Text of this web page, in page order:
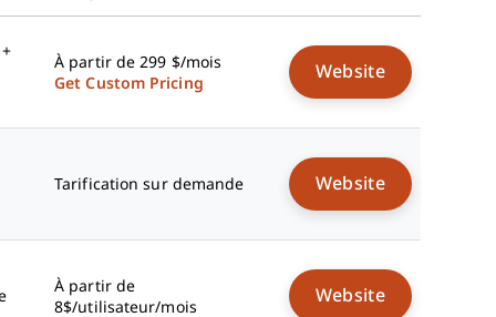
À partir de 299 $/mois
Get Custom Pricing
Website
Tarification sur demande Website
À partir de
8$/utilisateur/mois
Website